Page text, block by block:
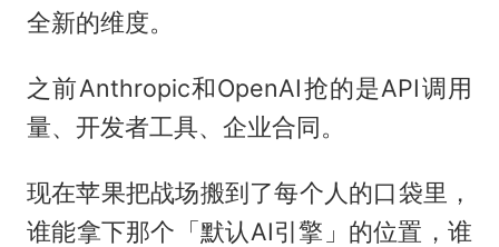
全新的维度。
之前Anthropic和OpenAI抢的是API调用
量、开发者工具、企业合同。
现在苹果把战场搬到了每个人的口袋里，
谁能拿下那个「默认AI引擎」的位置，谁